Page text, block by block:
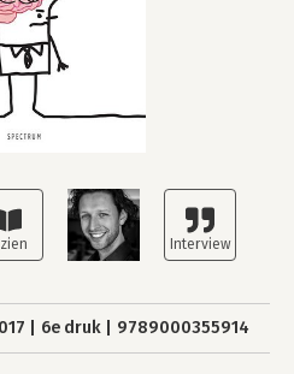
6e druk 9789000355914